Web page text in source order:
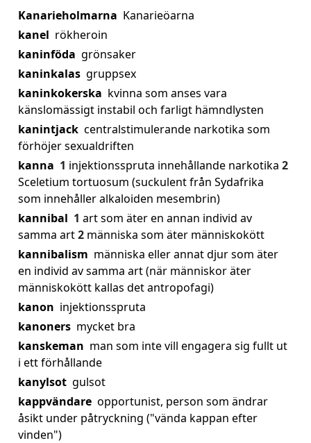
Kanarieholmarna Kanarieöarna
kanel rökheroin
kaninföda grönsaker
kaninkalas gruppsex
kaninkokerska kvinna som anses vara
känslomässigt instabil och farligt hämndlysten
kanintjack centralstimulerande narkotika som
förhöjer sexualdriften
kanna 1 injektionsspruta innehållande narkotika 2
Sceletium tortuosum (suckulent från Sydafrika
som innehåller alkaloiden mesembrin)
kannibal 1 art som äter en annan individ av
samma art2 människa som äter människokött
kannibalism människa eller annat djur som äter
en individ av samma art (när människor äter
människokött kallas det antropofagi)
kanon injektionsspruta
kanoners mycket bra
kanskeman man som inte vill engagera sig fullt ut
i ett förhållande
kanylsot gulsot
kappvändare opportunist, person som ändrar
åsikt under påtryckning ("vända kappan efter
vinden")